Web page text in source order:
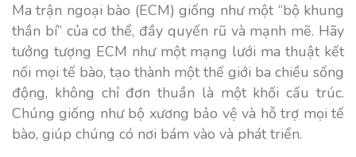
Ma trận ngoại bào (ECM) giống như một “bộ khung
thần bí” của cơ thể, đầy quyến rũ và mạnh mẽ. Hãy
tưởng tượng ECM như một mạng lưới ma thuật kết
nối mọi tế bào, tạo thành một thế giới ba chiều sống
động, không chỉ đơn thuần là một khối cấu trúc.
Chúng giống như bộ xương bảo vệ và hỗ trợ mọi tế
bào, giúp chúng có nơi bám vào và phát triển.